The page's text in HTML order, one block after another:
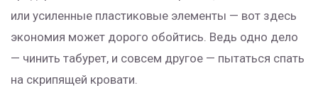
или усиленные пластиковые элементы — вот здесь
экономия может дорого обойтись. Ведь одно дело
— чинить табурет, и совсем другое — пытаться спать
на скрипящей кровати.